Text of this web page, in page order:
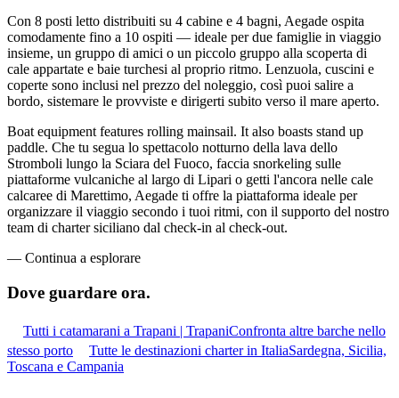
Con 8 posti letto distribuiti su 4 cabine e 4 bagni, Aegade ospita
comodamente fino a 10 ospiti — ideale per due famiglie in viaggio
insieme, un gruppo di amici o un piccolo gruppo alla scoperta di
cale appartate e baie turchesi al proprio ritmo. Lenzuola, cuscini e
coperte sono inclusi nel prezzo del noleggio, così puoi salire a
bordo, sistemare le provviste e dirigerti subito verso il mare aperto.
Boat equipment features rolling mainsail. It also boasts stand up
paddle. Che tu segua lo spettacolo notturno della lava dello
Stromboli lungo la Sciara del Fuoco, faccia snorkeling sulle
piattaforme vulcaniche al largo di Lipari o getti l'ancora nelle cale
calcaree di Marettimo, Aegade ti offre la piattaforma ideale per
organizzare il viaggio secondo i tuoi ritmi, con il supporto del nostro
team di charter siciliano dal check-in al check-out.
— Continua a esplorare
Dove guardare ora.
Tutti i catamarani a Trapani | TrapaniConfronta altre barche nello
stesso porto
Tutte le destinazioni charter in ItaliaSardegna, Sicilia,
Toscana e Campania